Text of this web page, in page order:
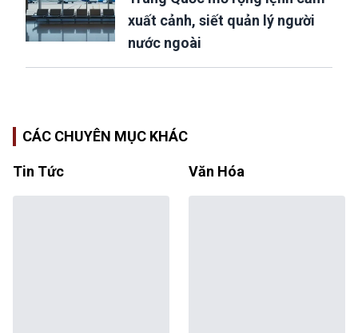
xuất cảnh, siết quản lý người
nước ngoài
CÁC CHUYÊN MỤC KHÁC
Tin Tức Văn Hóa